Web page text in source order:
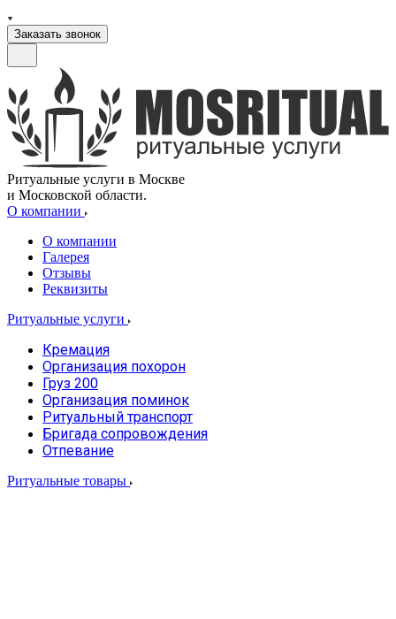
Заказать звонок
Ритуальные услуги в Москве
и Московской области.
О компании
О компании
Галерея
Отзывы
Реквизиты
Ритуальные услуги
Кремация
Организация похорон
Груз 200
Организация поминок
Ритуальный транспорт
Бригада сопровождения
Отпевание
Ритуальные товары